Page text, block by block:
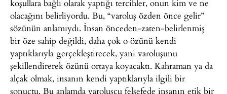
koşullara bağlı olarak yaptığı tercihler, onun kim ve ne
olacağını belirliyordu. Bu, “varoluş özden önce gelir”
sözünün anlamıydı. İnsan önceden-zaten-belirlenmiş
bir öze sahip değildi, daha çok o özünü kendi
yaptıklarıyla gerçekleştirecek, yani varoluşunu
şekillendirerek özünü ortaya koyacaktı. Kahraman ya da
alçak olmak, insanın kendi yaptıklarıyla ilgili bir
sonuçtu. Bu anlamda varoluşçu felsefede insanın etik bir